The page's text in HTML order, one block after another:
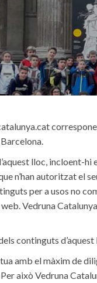
lloc, incloent-
n’han autoritzat el
per a usos no
Vedruna
continguts
amb el màxim de
això Vedruna